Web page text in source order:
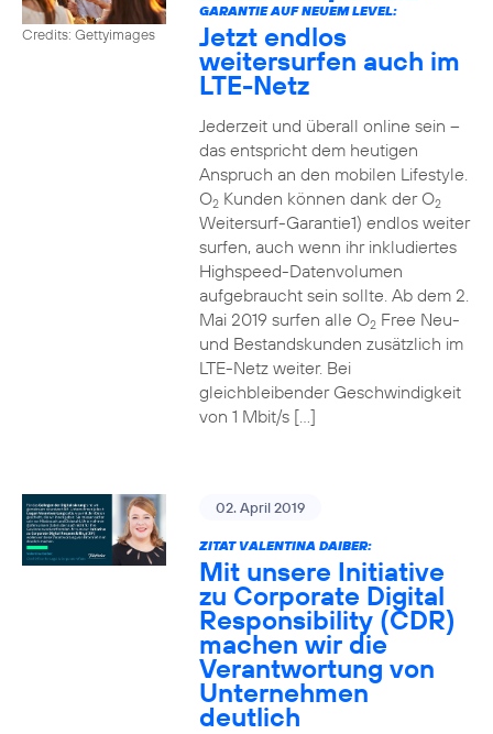
Credits: Gettyimages
GARANTIE AUF NEUEM LEVEL:
Jetzt endlos
weitersurfen auch im
LTE-Netz
Jederzeit und überall online sein –
das entspricht dem heutigen
Anspruch an den mobilen Lifestyle.
O2Kunden können dank der O2
Weitersurf-Garantie1) endlos weiter
surfen, auch wenn ihr inkludiertes
Highspeed-Datenvolumen
aufgebraucht sein sollte. Ab dem 2.
Mai 2019 surfen alle O2Free Neu-
und Bestandskunden zusätzlich im
LTE-Netz weiter. Bei
gleichbleibender Geschwindigkeit
von 1 Mbit/s […]
02. April 2019
ZITAT VALENTINA DAIBER:
Mit unsere Initiative
zu Corporate Digital
Responsibility (CDR)
machen wir die
Verantwortung von
Unternehmen
deutlich